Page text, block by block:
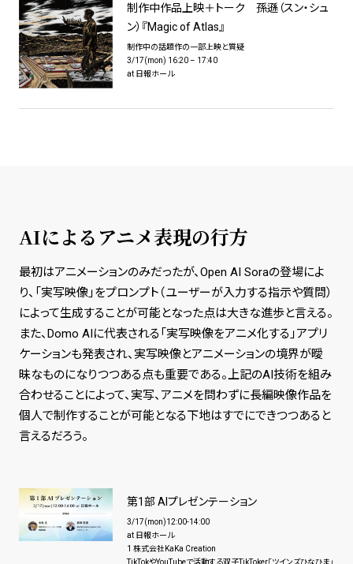
制作中作品上映＋トーク 孫遜（スン・シュ
ン）『Magic of Atlas』
制作中の話題作の一部上映と質疑
3/17(mon) 16:20 – 17:40
at 日報ホール
AIによるアニメ表現の行方
最初はアニメーションのみだったが、Open AI Soraの登場によ
り、「実写映像」をプロンプト（ユーザーが入力する指示や質問）
によって生成することが可能となった点は大きな進歩と言える。
また、Domo AIに代表される「実写映像をアニメ化する」アプリ
ケーションも発表され、実写映像とアニメーションの境界が曖
昧なものになりつつある点も重要である。上記のAI技術を組み
合わせることによって、実写、アニメを問わずに長編映像作品を
個人で制作することが可能となる下地はすでにできつつあると
言えるだろう。
第1部 AIプレゼンテーション
3/17(mon)12:00-14:00
at 日報ホール
1 株式会社KaKa Creation
TikTokやYouTubeで活動する双子TikToker「ツインズひなひま」